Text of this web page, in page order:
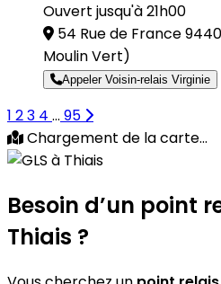
Ouvert jusqu'à 21h00
54 Rue de France
Moulin Vert)
Appeler Voisin-relais Virginie
1 23 4 ... 95
Chargement de la carte...
Besoin d’un point
Thiais ?